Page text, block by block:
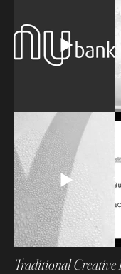
Traditional Creative